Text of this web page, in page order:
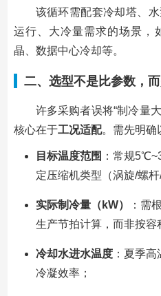
该循环需配套冷却塔、
运行、大冷量需求的场景，
晶、数据中心冷却等。
二、选型不是比参数，
许多采购者误将“制冷量
核心在于工况适配。需先明确
目标温度范围 ：常规
定压缩机类型（涡旋/螺杆
实际制冷量（kW）
：需
生产节拍计算，而非按容
冷却水进水温度：夏季高
冷凝效率；